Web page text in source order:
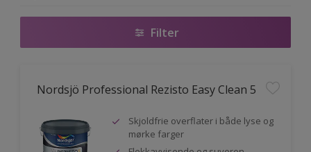
Filter
Nordsjö Professional Rezisto Easy Clean 5
Skjoldfrie overflater i både lyse og
mørke farger